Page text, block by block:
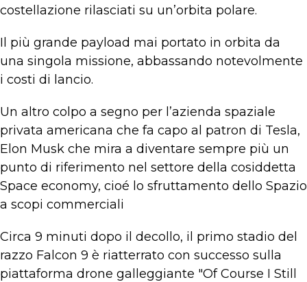
costellazione rilasciati su un’orbita polare.
Il più grande payload mai portato in orbita da
una singola missione, abbassando notevolmente
i costi di lancio.
Un altro colpo a segno per l’azienda spaziale
privata americana che fa capo al patron di Tesla,
Elon Musk che mira a diventare sempre più un
punto di riferimento nel settore della cosiddetta
Space economy, cioé lo sfruttamento dello Spazio
a scopi commerciali
Circa 9 minuti dopo il decollo, il primo stadio del
razzo Falcon 9 è riatterrato con successo sulla
piattaforma drone galleggiante "Of Course I Still